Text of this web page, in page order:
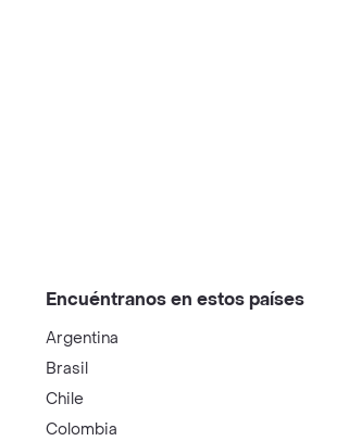
Encuéntranos en estos países
Argentina
Brasil
Chile
Colombia